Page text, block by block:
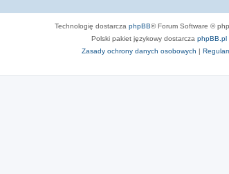
Technologię dostarcza phpBB® Forum Software ©
Polski pakiet językowy dostarcza phpBB.pl
Zasady ochrony danych osobowych |